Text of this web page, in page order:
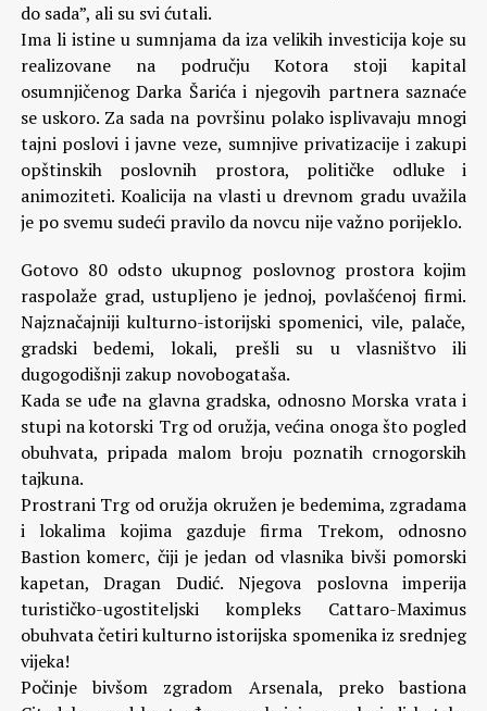
do sada”, ali su svi ćutali.
Ima li istine u sumnjama da iza velikih investicija koje su
realizovane na području Kotora stoji kapital
osumnjičenog Darka Šarića i njegovih partnera saznaće
se uskoro. Za sada na površinu polako isplivavaju mnogi
tajni poslovi i javne veze, sumnjive privatizacije i zakupi
opštinskih poslovnih prostora, političke odluke i
animoziteti. Koalicija na vlasti u drevnom gradu uvažila
je po svemu sudeći pravilo da novcu nije važno porijeklo.
Gotovo 80 odsto ukupnog poslovnog prostora kojim
raspolaže grad, ustupljeno je jednoj, povlašćenoj firmi.
Najznačajniji kulturno-istorijski spomenici, vile, palače,
gradski bedemi, lokali, prešli su u vlasništvo ili
dugogodišnji zakup novobogataša.
Kada se uđe na glavna gradska, odnosno Morska vrata i
stupi na kotorski Trg od oružja, većina onoga što pogled
obuhvata, pripada malom broju poznatih crnogorskih
tajkuna.
Prostrani Trg od oružja okružen je bedemima, zgradama
i lokalima kojima gazduje firma Trekom, odnosno
Bastion komerc, čiji je jedan od vlasnika bivši pomorski
kapetan, Dragan Dudić. Njegova poslovna imperija
turističko-ugostiteljski kompleks Cattaro-Maximus
obuhvata četiri kulturno istorijska spomenika iz srednjeg
vijeka!
Počinje bivšom zgradom Arsenala, preko bastiona